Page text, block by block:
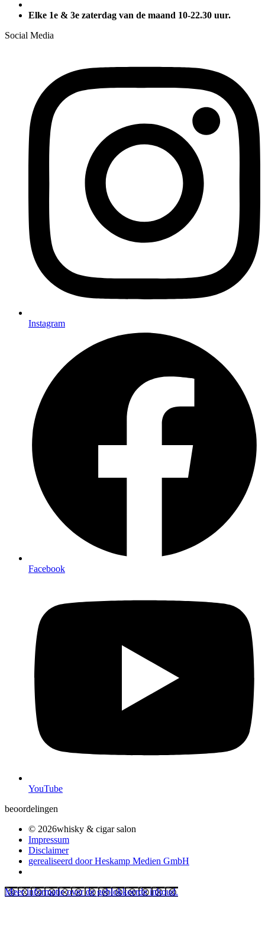
Elke 1e & 3e zaterdag van de maand 10-22.30 uur.
Social Media
Instagram
Facebook
YouTube
beoordelingen
© 2026whisky & cigar salon
Impressum
Disclaimer
gerealiseerd door Heskamp Medien GmbH
Meer informatie over de geblokkeerde inhoud.